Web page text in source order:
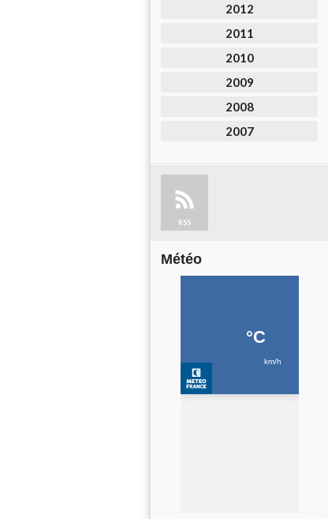
2012
2011
2010
2009
2008
2007
RSS
Météo